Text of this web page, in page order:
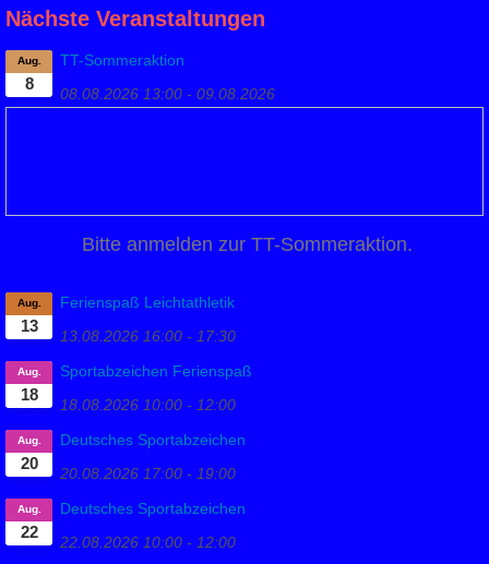
Nächste Veranstaltungen
8
Aug.
TT-Sommeraktion
08.08.2026 13:00 - 09.08.2026
Bitte anmelden zur TT-Sommeraktion.
13
Aug.
Ferienspaß Leichtathletik
13.08.2026 16:00 - 17:30
18
Aug.
Sportabzeichen Ferienspaß
18.08.2026 10:00 - 12:00
20
Aug.
Deutsches Sportabzeichen
20.08.2026 17:00 - 19:00
22
Aug.
Deutsches Sportabzeichen
22.08.2026 10:00 - 12:00